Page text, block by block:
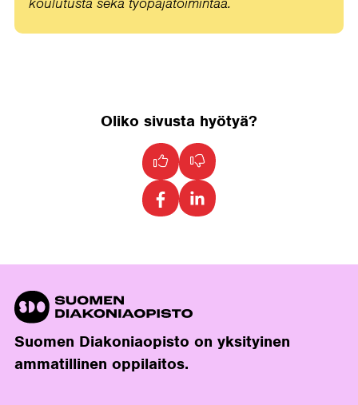
Oliko sivusta hyötyä?
Suomen Diakoniaopisto on yksityinen
ammatillinen oppilaitos.